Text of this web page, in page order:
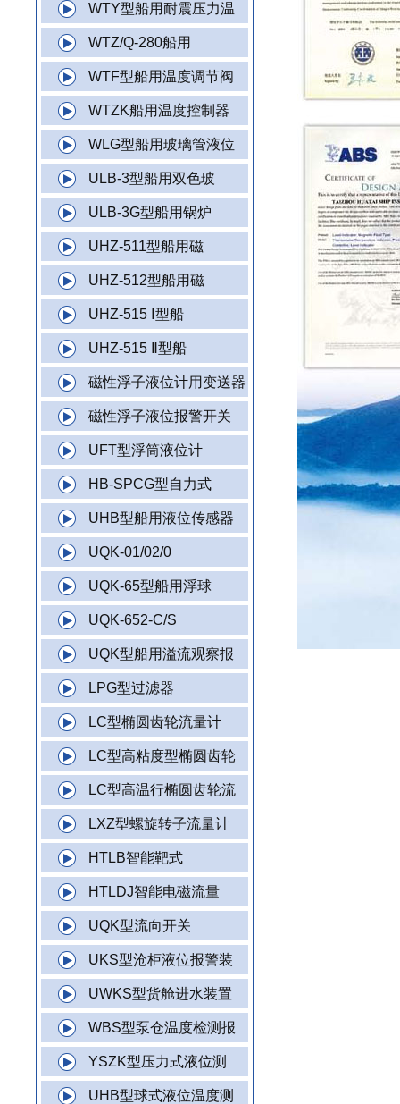
WTY型船用耐震压力温
WTZ/Q-280船用
WTF型船用温度调节阀
WTZK船用温度控制器
WLG型船用玻璃管液位
ULB-3型船用双色玻
ULB-3G型船用锅炉
UHZ-511型船用磁
UHZ-512型船用磁
UHZ-515 Ⅰ型船
UHZ-515 Ⅱ型船
磁性浮子液位计用变送器
磁性浮子液位报警开关
UFT型浮筒液位计
HB-SPCG型自力式
UHB型船用液位传感器
UQK-01/02/0
UQK-65型船用浮球
UQK-652-C/S
UQK型船用溢流观察报
LPG型过滤器
LC型椭圆齿轮流量计
LC型高粘度型椭圆齿轮
LC型高温行椭圆齿轮流
LXZ型螺旋转子流量计
HTLB智能靶式
HTLDJ智能电磁流量
UQK型流向开关
UKS型沧柜液位报警装
UWKS型货舱进水装置
WBS型泵仓温度检测报
YSZK型压力式液位测
UHB型球式液位温度测